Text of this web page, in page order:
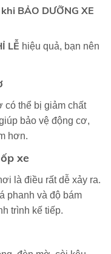
BẢO DƯỠNG XE
LỄ hiệu quả, bạn nên
có thể bị giảm chất
bảo vệ động cơ,
hơn.
xe
là điều rất dễ xảy ra.
phanh và độ bám
trình kế tiếp.